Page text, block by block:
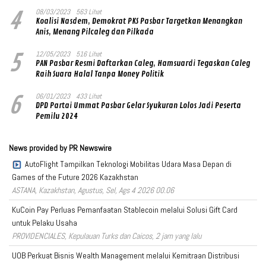
4 08/03/2023 563 Lihat
Koalisi Nasdem, Demokrat PKS Pasbar Targetkan Menangkan
Anis, Menang Pilcaleg dan Pilkada
5 12/05/2023 516 Lihat
PAN Pasbar Resmi Daftarkan Caleg, Hamsuardi Tegaskan Caleg
Raih Suara Halal Tanpa Money Politik
6 06/01/2023 433 Lihat
DPD Partai Ummat Pasbar Gelar Syukuran Lolos Jadi Peserta
Pemilu 2024
News provided by PR Newswire
AutoFlight Tampilkan Teknologi Mobilitas Udara Masa Depan di
Games of the Future 2026 Kazakhstan
ASTANA, Kazakhstan, Agustus, Sel, Ags 4 2026 00.06
KuCoin Pay Perluas Pemanfaatan Stablecoin melalui Solusi Gift Card
untuk Pelaku Usaha
PROVIDENCIALES, Kepulauan Turks dan Caicos, 2 jam yang lalu
UOB Perkuat Bisnis Wealth Management melalui Kemitraan Distribusi